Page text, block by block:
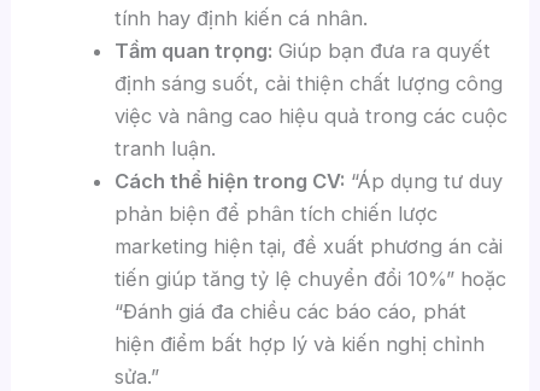
tính hay định kiến cá nhân.
Tầm quan trọng: Giúp bạn đưa ra quyết
định sáng suốt, cải thiện chất lượng công
việc và nâng cao hiệu quả trong các cuộc
tranh luận.
Cách thể hiện trong CV: “Áp dụng tư duy
phản biện để phân tích chiến lược
marketing hiện tại, đề xuất phương án cải
tiến giúp tăng tỷ lệ chuyển đổi 10%” hoặc
“Đánh giá đa chiều các báo cáo, phát
hiện điểm bất hợp lý và kiến nghị chỉnh
sửa.”